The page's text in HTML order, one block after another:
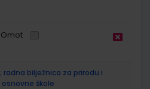
Omot
3; radna bilježnica za prirodu i
škole